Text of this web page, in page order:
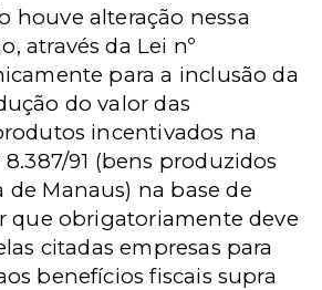
houve alteração nessa
através da Lei nº
para a inclusão da
do valor das
incentivados na
91 (bens produzidos
de Manaus) na base de
que obrigatoriamente deve
citadas empresas para
benefícios fiscais supra